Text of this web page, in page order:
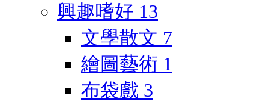
興趣嗜好 13
文學散文 7
繪圖藝術 1
布袋戲 3